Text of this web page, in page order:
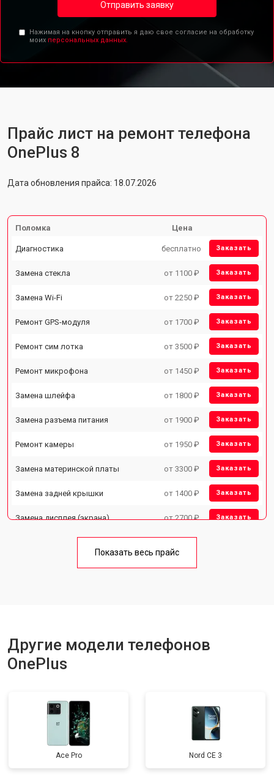
Отправить заявку
Нажимая на кнопку отправить я даю свое согласие на обработку
моих персональных данных.
Прайс лист на ремонт телефона
OnePlus 8
Дата обновления прайса: 18.07.2026
Поломка Цена
Диагностика бесплатно Заказать
Замена стекла от 1100 ₽ Заказать
Замена Wi-Fi от 2250 ₽ Заказать
Ремонт GPS-модуля от 1700 ₽ Заказать
Ремонт сим лотка от 3500 ₽ Заказать
Ремонт микрофона от 1450 ₽ Заказать
Замена шлейфа от 1800 ₽ Заказать
Замена разъема питания от 1900 ₽ Заказать
Ремонт камеры от 1950 ₽ Заказать
Замена материнской платы от 3300 ₽ Заказать
Замена задней крышки от 1400 ₽ Заказать
Замена дисплея (экрана) от 2700 ₽ Заказать
Замена кнопки включения от 1750 ₽
Показать весь прайс
Другие модели телефонов
OnePlus
Ace Pro Nord CE 3